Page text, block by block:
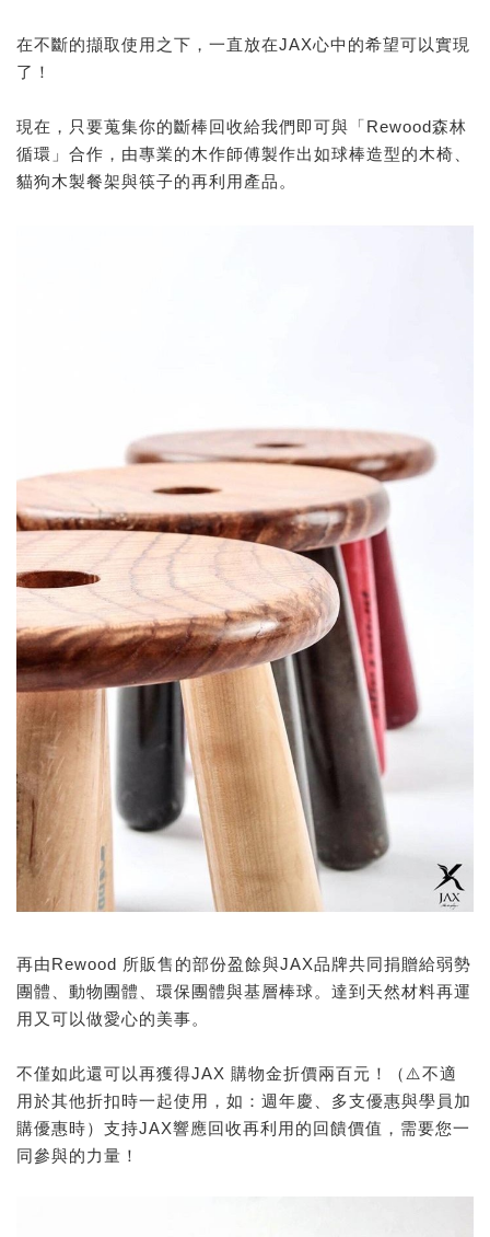
在不斷的擷取使用之下，一直放在JAX心中的希望可以實現
了！
現在，只要蒐集你的斷棒回收給我們即可與「Rewood森林
循環」合作，由專業的木作師傅製作出如球棒造型的木椅、
貓狗木製餐架與筷子的再利用產品。
再由Rewood 所販售的部份盈餘與JAX品牌共同捐贈給弱勢
團體、動物團體、環保團體與基層棒球。達到天然材料再運
用又可以做愛心的美事。
不僅如此還可以再獲得JAX 購物金折價兩百元！（⚠️不適
用於其他折扣時一起使用，如：週年慶、多支優惠與學員加
購優惠時）支持JAX響應回收再利用的回饋價值，需要您一
同參與的力量！